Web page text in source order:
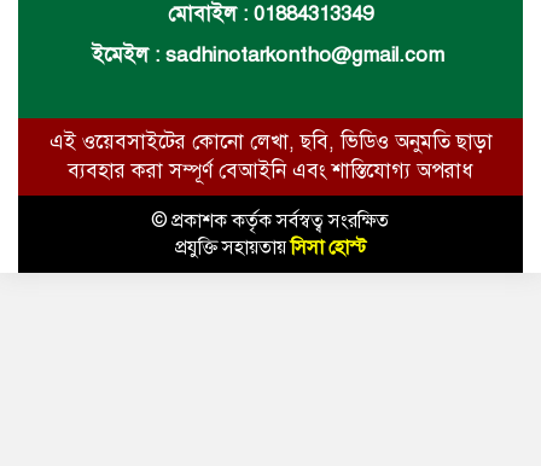
মোবাইল : 01884313349
ইমেইল : sadhinotarkontho@gmail.com
এই ওয়েবসাইটের কোনো লেখা, ছবি, ভিডিও অনুমতি ছাড়া
ব্যবহার করা সম্পূর্ণ বেআইনি এবং শাস্তিযোগ্য অপরাধ
© প্রকাশক কর্তৃক সর্বস্বত্ব সংরক্ষিত
প্রযুক্তি সহায়তায়সিসা হোস্ট